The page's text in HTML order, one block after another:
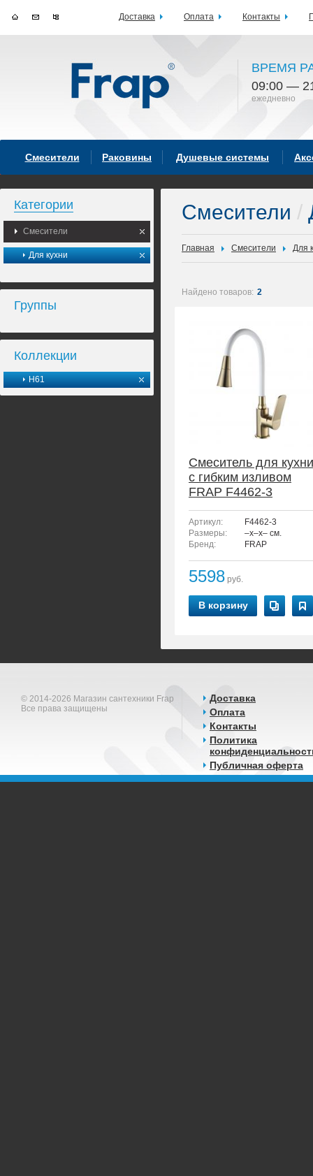
ВРЕМЯ
09:00 —
ежедневно
Смесители Раковины Душевые системы
Категории
Смесители
Для кухни
Группы
Коллекции
H61
Смесители /
Главная Смесители Для
Найдено товаров: 2
Смеситель для кухни
с гибким изливом
FRAP F4462-3
Артикул:
F4462-3
Размеры:
–x–x– см.
Бренд:
FRAP
5598 руб.
В корзину
© 2014-2026 Магазин сантехники Frap
Все права защищены
Доставка
Оплата
Контакты
Политика
Публичная оферта
Доставка Оплата Контакты